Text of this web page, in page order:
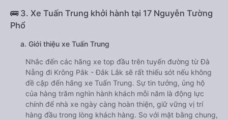
🚌 3. Xe Tuấn Trung khởi hành tại 17 Nguyễn Tường
Phổ
a. Giới thiệu xe Tuấn Trung
Nhắc đến các hãng xe top đầu trên tuyến đường từ Đà
Nẵng đi Krông Pắk - Đắk Lắk sẽ rất thiếu sót nếu không
đề cập đến hãng xe Tuấn Trung. Sự tin tưởng, ủng hộ
của hàng trăm nghìn hành khách mỗi năm là động lực
chính để nhà xe ngày càng hoàn thiện, giữ vững vị trí
hàng đầu trong lòng khách hàng. So với mặt bằng chung,